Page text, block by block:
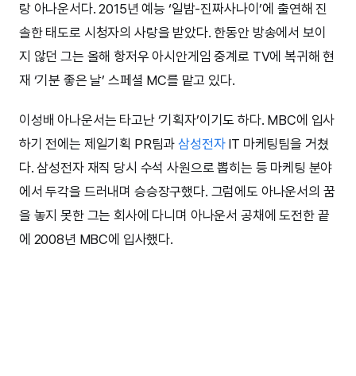
랑 아나운서다. 2015년 예능 ‘일밤-진짜사나이’에 출연해 진
솔한 태도로 시청자의 사랑을 받았다. 한동안 방송에서 보이
지 않던 그는 올해 항저우 아시안게임 중계로 TV에 복귀해 현
재 ‘기분 좋은 날’ 스페셜 MC를 맡고 있다.
이성배 아나운서는 타고난 ‘기획자’이기도 하다. MBC에 입사
하기 전에는 제일기획 PR팀과삼성전자IT 마케팅팀을 거쳤
다. 삼성전자 재직 당시 수석 사원으로 뽑히는 등 마케팅 분야
에서 두각을 드러내며 승승장구했다. 그럼에도 아나운서의 꿈
을 놓지 못한 그는 회사에 다니며 아나운서 공채에 도전한 끝
에 2008년 MBC에 입사했다.